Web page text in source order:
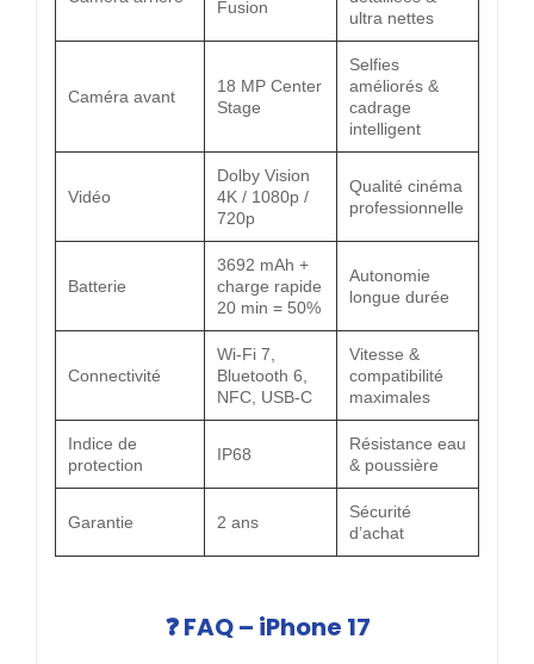
Fusion
ultra nettes
Caméra avant
18 MP Center
Stage
Selfies
améliorés &
cadrage
intelligent
Vidéo
Dolby Vision
4K / 1080p /
720p
Qualité cinéma
professionnelle
Batterie
3692 mAh +
charge rapide
20 min = 50%
Autonomie
longue durée
Connectivité
Wi-Fi 7,
Bluetooth 6,
NFC, USB-C
Vitesse &
compatibilité
maximales
Indice de
protection
IP68
Résistance eau
& poussière
Garantie 2 ans
Sécurité
d’achat
❓ FAQ – iPhone 17